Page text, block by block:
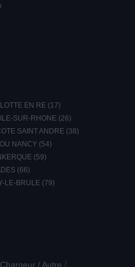
EN RE (17)
SUR-RHONE (26)
SAINT ANDRE (38)
NANCY (54)
(59)
(66)
LE-BRULE (79)
/ Autre /